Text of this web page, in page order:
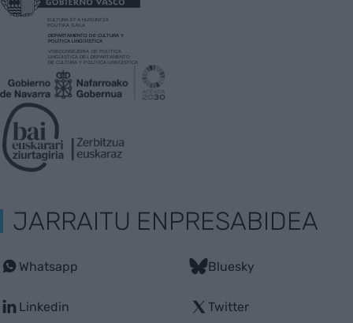
JARRAITU ENPRESABIDEA
Whatsapp
Linkedin
Bluesky
Twitter